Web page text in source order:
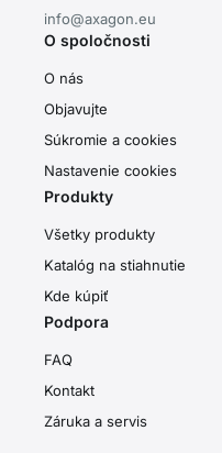
info@axagon.eu
O spoločnosti
O nás
Objavujte
Súkromie a cookies
Nastavenie cookies
Produkty
Všetky produkty
Katalóg na stiahnutie
Kde kúpiť
Podpora
FAQ
Kontakt
Záruka a servis